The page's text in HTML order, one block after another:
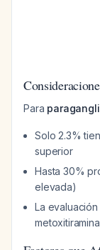
Para
Solo 2.3%
superior
Hasta 30%
elevada)
La